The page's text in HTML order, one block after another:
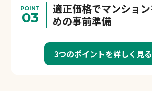
POINT
03
適正価格でマンショ
めの事前準備
3つのポイントを詳しく見る